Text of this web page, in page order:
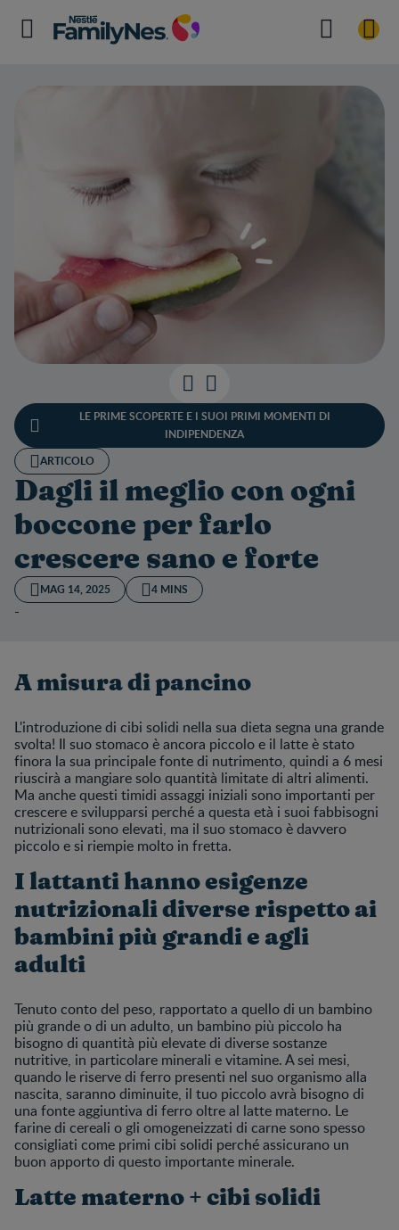
LE PRIME SCOPERTE E I SUOI PRIMI MOMENTI DI
INDIPENDENZA
ARTICOLO
Dagli il meglio con ogni
boccone per farlo
crescere sano e forte
MAG 14, 2025 4 MINS
-
A misura di pancino
L'introduzione di cibi solidi nella sua dieta segna una grande
svolta! Il suo stomaco è ancora piccolo e il latte è stato
finora la sua principale fonte di nutrimento, quindi a 6 mesi
riuscirà a mangiare solo quantità limitate di altri alimenti.
Ma anche questi timidi assaggi iniziali sono importanti per
crescere e svilupparsi perché a questa età i suoi fabbisogni
nutrizionali sono elevati, ma il suo stomaco è davvero
piccolo e si riempie molto in fretta.
I lattanti hanno esigenze
nutrizionali diverse rispetto ai
bambini più grandi e agli
adulti
Tenuto conto del peso, rapportato a quello di un bambino
più grande o di un adulto, un bambino più piccolo ha
bisogno di quantità più elevate di diverse sostanze
nutritive, in particolare minerali e vitamine. A sei mesi,
quando le riserve di ferro presenti nel suo organismo alla
nascita, saranno diminuite, il tuo piccolo avrà bisogno di
una fonte aggiuntiva di ferro oltre al latte materno. Le
farine di cereali o gli omogeneizzati di carne sono spesso
consigliati come primi cibi solidi perché assicurano un
buon apporto di questo importante minerale.
Latte materno + cibi solidi